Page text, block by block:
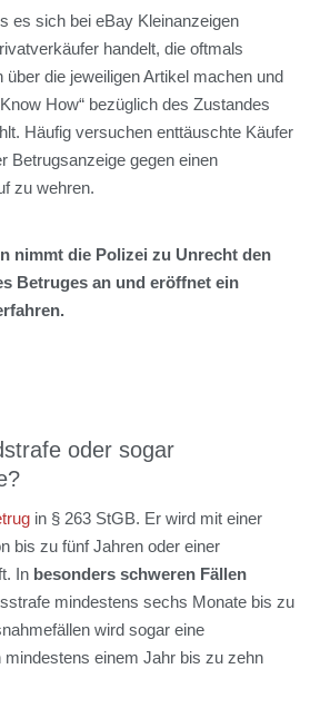
es sich bei eBay Kleinanzeigen
handelt, die oftmals
über die jeweiligen Artikel machen und
How“ bezüglich des Zustandes
Häufig versuchen enttäuschte Käufer
Betrugsanzeige gegen einen
zu wehren.
nimmt die Polizei zu Unrecht den
Betruges an und eröffnet ein
oder sogar
in § 263 StGB. Er wird mit einer
bis zu fünf Jahren oder einer
In besonders schweren Fällen
mindestens sechs Monate bis zu
wird sogar eine
mindestens einem Jahr bis zu zehn